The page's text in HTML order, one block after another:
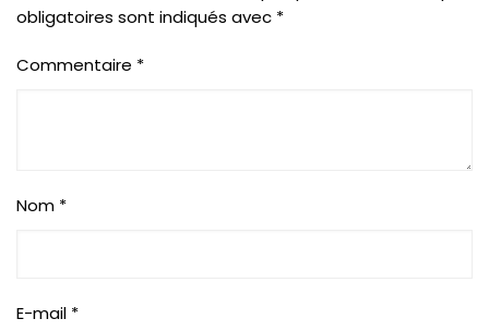
obligatoires sont indiqués avec *
Commentaire *
Nom *
E-mail *